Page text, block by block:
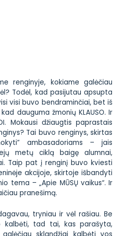
renginyje, kokiame galėčiau
Todėl, kad pasijutau apsupta
visi buvo bendraminčiai, bet iš
dauguma žmonių KLAUSO. Ir
Mokausi džiaugtis paprastais
Tai buvo renginys, skirtas
ambasadoriams – jais
metų ciklą baigę alumnai,
Taip pat į renginį buvo kviesti
akcijoje, skirtoje išbandyti
tema – „Apie MŪSŲ vaikus“. Ir
pranešimą.
tryniau ir vėl rašiau. Be
tad tai, kas parašyta,